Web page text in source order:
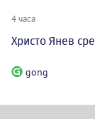
4 часа
Христо Янев
gong